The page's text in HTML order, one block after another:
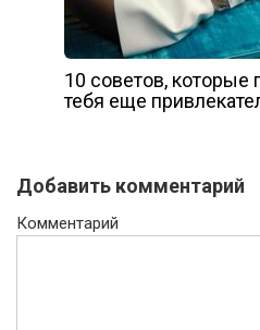
10 советов, которые
тебя еще
Добавить комментарий
Комментарий